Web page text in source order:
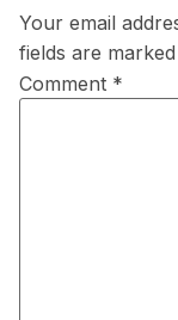
Your email
fields are marked
Comment *